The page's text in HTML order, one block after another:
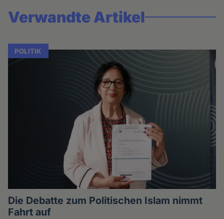
Verwandte Artikel
POLITIK
Die Debatte zum Politischen Islam nimmt
Fahrt auf